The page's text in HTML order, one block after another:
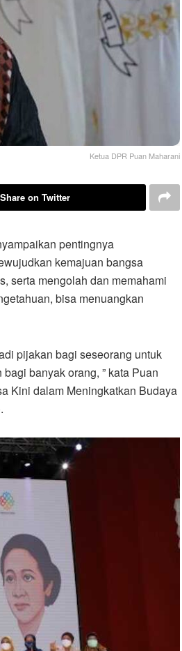
Ketua DPR Puan Maharani
Share on Twitter
pentingnya
kemajuan bangsa
serta mengolah dan memahami
bisa menuangkan
pijakan bagi seseorang untuk
banyak orang, ” kata Puan
Kini dalam Meningkatkan Budaya